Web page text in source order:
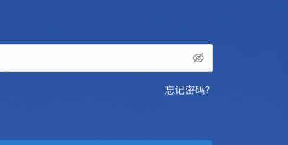
忘记密码?